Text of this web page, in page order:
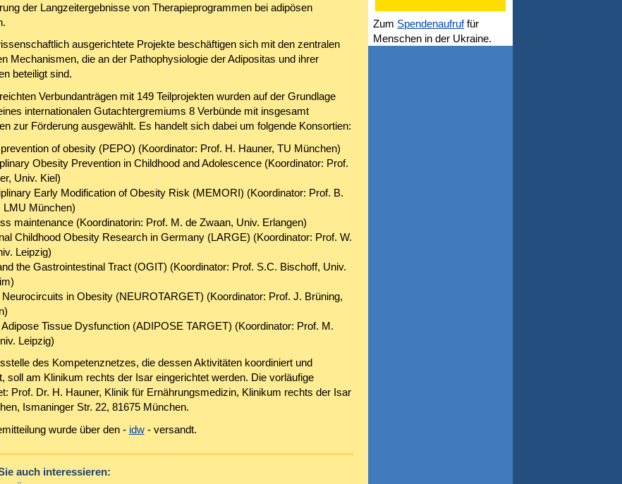
der Langzeitergebnisse von Therapieprogrammen bei adipösen
ausgerichtete Projekte beschäftigen sich mit den zentralen
Mechanismen, die an der Pathophysiologie der Adipositas und ihrer
beteiligt sind.
Verbundanträgen mit 149 Teilprojekten wurden auf der Grundlage
internationalen Gutachtergremiums 8 Verbünde mit insgesamt
zur Förderung ausgewählt. Es handelt sich dabei um folgende Konsortien:
of obesity (PEPO) (Koordinator: Prof. H. Hauner, TU München)
Obesity Prevention in Childhood and Adolescence (Koordinator: Prof.
Univ. Kiel)
Early Modification of Obesity Risk (MEMORI) (Koordinator: Prof. B.
LMU München)
maintenance (Koordinatorin: Prof. M. de Zwaan, Univ. Erlangen)
Childhood Obesity Research in Germany (LARGE) (Koordinator: Prof. W.
Leipzig)
the Gastrointestinal Tract (OGIT) (Koordinator: Prof. S.C. Bischoff, Univ.
Neurocircuits in Obesity (NEUROTARGET) (Koordinator: Prof. J. Brüning,
Adipose Tissue Dysfunction (ADIPOSE TARGET) (Koordinator: Prof. M.
Leipzig)
des Kompetenznetzes, die dessen Aktivitäten koordiniert und
soll am Klinikum rechts der Isar eingerichtet werden. Die vorläufige
Prof. Dr. H. Hauner, Klinik für Ernährungsmedizin, Klinikum rechts der Isar
Ismaninger Str. 22, 81675 München.
wurde über den - idw- versandt.
auch interessieren:
Zum Spendenaufruffür
Menschen in der Ukraine.